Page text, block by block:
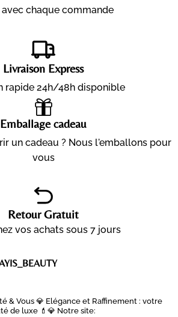
chaque commande
Livraison Express
rapide 24h/48h disponible
Emballage cadeau
un cadeau ? Nous l'emballons pour
vous
Retour Gratuit
vos achats sous 7 jours
& Vous 💎 Elégance et Raffinement : votre
de luxe 💄💎 Notre site: